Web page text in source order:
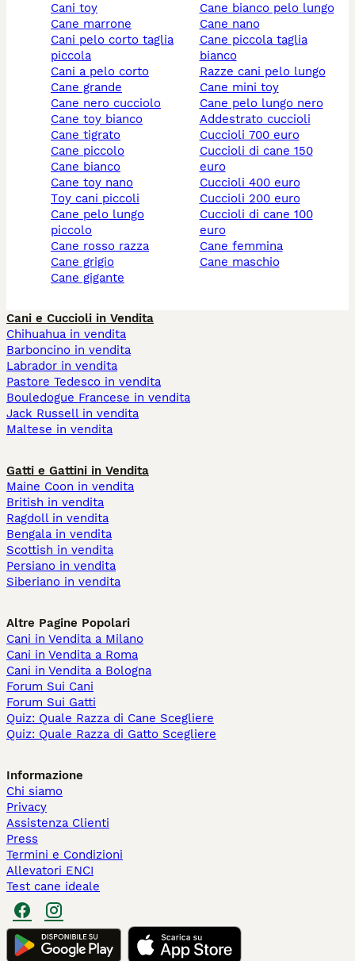
cani toy
cane marrone
cani pelo corto taglia
piccola
cani a pelo corto
cane grande
cane nero cucciolo
cane toy bianco
cane tigrato
cane piccolo
cane bianco
cane toy nano
toy cani piccoli
cane pelo lungo
piccolo
cane rosso razza
cane grigio
cane gigante
cane bianco pelo lungo
cane nano
cane piccola taglia
bianco
razze cani pelo lungo
cane mini toy
cane pelo lungo nero
addestrato cuccioli
cuccioli 700 euro
cuccioli di cane 150
euro
cuccioli 400 euro
cuccioli 200 euro
cuccioli di cane 100
euro
cane femmina
cane maschio
Cani e Cuccioli in Vendita
Chihuahua in vendita
Barboncino in vendita
Labrador in vendita
Pastore Tedesco in vendita
Bouledogue Francese in vendita
Jack Russell in vendita
Maltese in vendita
Gatti e Gattini in Vendita
Maine Coon in vendita
British in vendita
Ragdoll in vendita
Bengala in vendita
Scottish in vendita
Persiano in vendita
Siberiano in vendita
Altre Pagine Popolari
Cani in Vendita a Milano
Cani in Vendita a Roma
Cani in Vendita a Bologna
Forum Sui Cani
Forum Sui Gatti
Quiz: Quale Razza di Cane Scegliere
Quiz: Quale Razza di Gatto Scegliere
Informazione
Chi siamo
Privacy
Assistenza Clienti
Press
Termini e Condizioni
Allevatori ENCI
Test cane ideale